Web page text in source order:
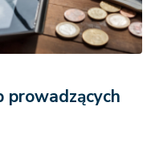
prowadzących